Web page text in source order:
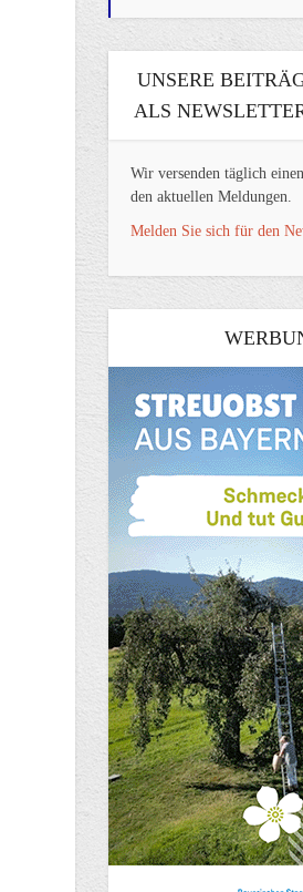
UNSERE
ALS
Wir versenden täglich
den aktuellen Meldungen.
Melden Sie sich für den